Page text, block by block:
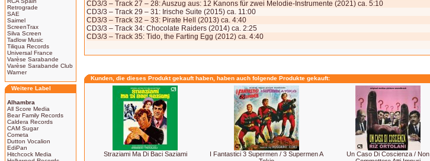
Retrograde
SAE
Saimel
ScreenTrax
Silva Screen
Tadlow Music
Tiliqua Records
Universal France
Varèse Sarabande
Varèse Sarabande Club
Warner
Weitere Label
Alhambra
All Score Media
Bear Family Records
Caldera Records
CAM Sugar
Cometa
Dutton Vocalion
EdiPan
Hitchcock Media
CD3/3 – Track 27 – 28: Auszug aus: 12 Kanons für zwei Melodie-Instrumente (2021) ca. 5:10
CD3/3 – Track 29 – 31: Irische Suite (2015) ca. 11:00
CD3/3 – Track 32 – 33: Pirate Hell (2013) ca. 4:40
CD3/3 – Track 34: Chocolate Raiders (2014) ca. 2:25
CD3/3 – Track 35: Tido, the Farting Egg (2012) ca. 4:40
Kunden, die dieses Produkt gekauft haben, haben auch folgende Produkte gekauft:
Straziami Ma Di Baci Saziami
I Fantastici 3 Supermen / 3 Supermen A
Un Caso Di Coscienza / Non